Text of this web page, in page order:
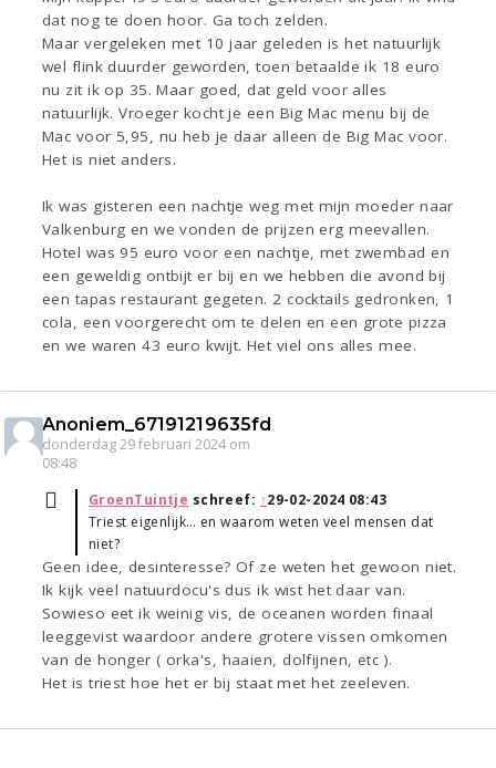
dat nog te doen hoor. Ga toch zelden.
Maar vergeleken met 10 jaar geleden is het natuurlijk
wel flink duurder geworden, toen betaalde ik 18 euro
nu zit ik op 35. Maar goed, dat geld voor alles
natuurlijk. Vroeger kocht je een Big Mac menu bij de
Mac voor 5,95, nu heb je daar alleen de Big Mac voor.
Het is niet anders.
Ik was gisteren een nachtje weg met mijn moeder naar
Valkenburg en we vonden de prijzen erg meevallen.
Hotel was 95 euro voor een nachtje, met zwembad en
een geweldig ontbijt er bij en we hebben die avond bij
een tapas restaurant gegeten. 2 cocktails gedronken, 1
cola, een voorgerecht om te delen en een grote pizza
en we waren 43 euro kwijt. Het viel ons alles mee.
Anoniem_67191219635fd
donderdag 29 februari 2024 om
08:48
GroenTuintje schreef: ↑29-02-2024 08:43
Triest eigenlijk… en waarom weten veel mensen dat
niet?
Geen idee, desinteresse? Of ze weten het gewoon niet.
Ik kijk veel natuurdocu's dus ik wist het daar van.
Sowieso eet ik weinig vis, de oceanen worden finaal
leeggevist waardoor andere grotere vissen omkomen
van de honger ( orka's, haaien, dolfijnen, etc ).
Het is triest hoe het er bij staat met het zeeleven.